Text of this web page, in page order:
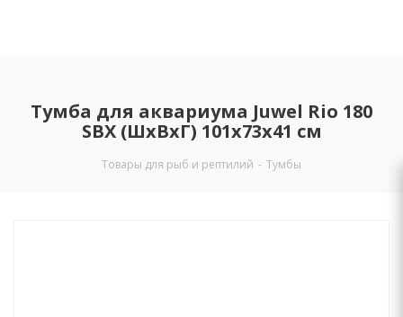
Тумба для аквариума Juwel Rio 180
SBX (ШхВхГ) 101х73х41 см
Товары для рыб и рептилий - Тумбы